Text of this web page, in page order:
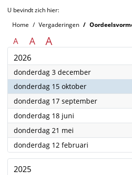
U bevindt zich hier:
Home
Vergaderingen
A A A
2026
donderdag 3 december2026
donderdag 15 oktober2026
donderdag 17 september2026
donderdag 18 juni
donderdag 21 mei
donderdag 12 februari
2025